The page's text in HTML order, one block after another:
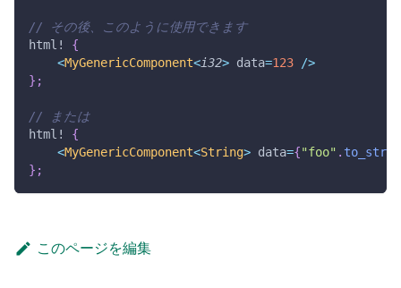
// その後、このように使用できます
html!
{
<MyGenericComponent<i32> data=123 />
} ;
// または
html!
{
<MyGenericComponent<String> data={"foo" .
} ;
このページを編集